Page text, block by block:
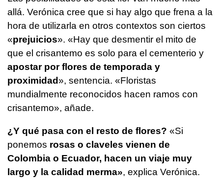
allá. Verónica cree que si hay algo que frena a la
hora de utilizarla en otros contextos son ciertos
«prejuicios». «Hay que desmentir el mito de
que el crisantemo es solo para el cementerio y
apostar por flores de temporada y
proximidad», sentencia. «Floristas
mundialmente reconocidos hacen ramos con
crisantemo», añade.
¿Y qué pasa con el resto de flores? «Si
ponemos rosas o claveles vienen de
Colombia o Ecuador, hacen un viaje muy
largo y la calidad merma», explica Verónica.